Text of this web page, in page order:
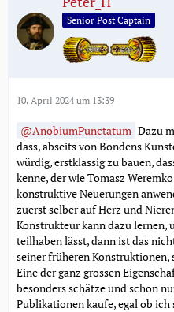
Senior Post Captain
10. April 2024 um 13:39
AnobiumPunctatum Dazu
dass, abseits von Bondens
würdig, erstklassig zu bauen,
kenne, der wie Tomasz
konstruktive Neuerungen
zuerst selber auf Herz und
Konstrukteur kann dazu lernen,
teilhaben lässt, dann ist das
seiner früheren
Eine der ganz grossen
besonders schätze und schon
Publikationen kaufe, egal ob ich